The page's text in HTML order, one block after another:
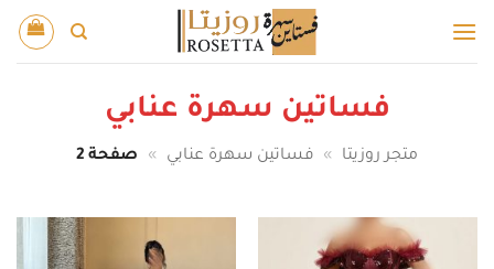
للمحتوى
فساتين سهرة عنابي
متجر روزيتا » فساتين سهرة عنابي » صفحة 2